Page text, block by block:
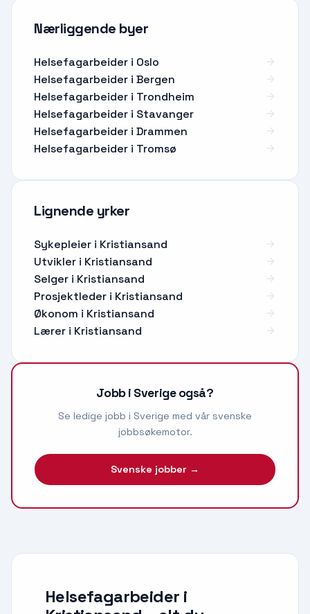
Nærliggende byer
Helsefagarbeider i Oslo
Helsefagarbeider i Bergen
Helsefagarbeider i Trondheim
Helsefagarbeider i Stavanger
Helsefagarbeider i Drammen
Helsefagarbeider i Tromsø
Lignende yrker
Sykepleier i Kristiansand
Utvikler i Kristiansand
Selger i Kristiansand
Prosjektleder i Kristiansand
Økonom i Kristiansand
Lærer i Kristiansand
Jobb i Sverige også?
Se ledige jobb i Sverige med vår svenske
jobbsøkemotor.
Svenske jobber →
Helsefagarbeider i